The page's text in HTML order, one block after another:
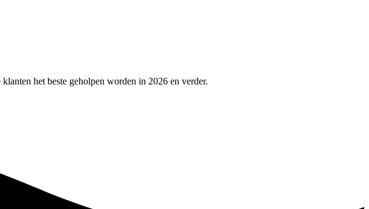
klanten het beste geholpen worden in 2026 en verder.